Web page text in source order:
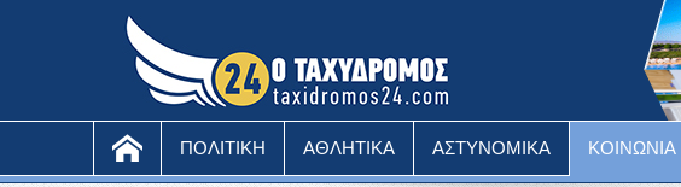
ΠΟΛΙΤΙΚΗ ΑΘΛΗΤΙΚΑ ΑΣΤΥΝΟΜΙΚΑ ΚΟΙΝΩΝΙΑ